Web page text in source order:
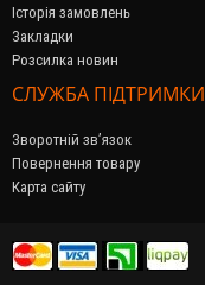
Історія замовлень
Закладки
Розсилка новин
СЛУЖБА ПІДТРИМКИ
Зворотній зв’язок
Повернення товару
Карта сайту